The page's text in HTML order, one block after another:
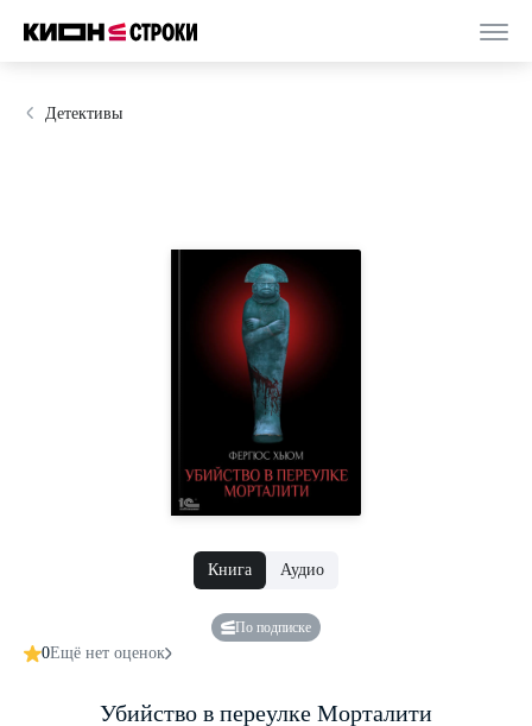
Детективы
Книга Аудио
По подписке
0Ещё нет оценок
Убийство в переулке Морталити